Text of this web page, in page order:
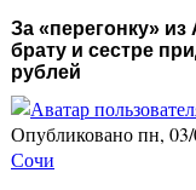
За «перегонку»
брату и сестре
рублей
Опубликовано пн, 03/
Сочи